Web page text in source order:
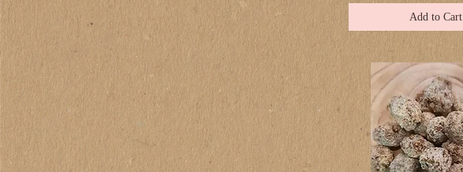
Add to Cart